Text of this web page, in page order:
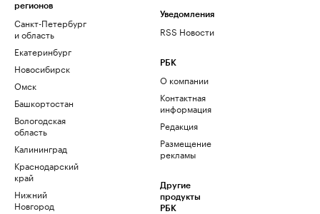
регионов
Санкт-Петербург
и область
Екатеринбург
Новосибирск
Омск
Башкортостан
Вологодская
область
Калининград
Краснодарский
край
Нижний
Новгород
Уведомления
RSS Новости
РБК
О компании
Контактная
информация
Редакция
Размещение
рекламы
Другие
продукты
РБК